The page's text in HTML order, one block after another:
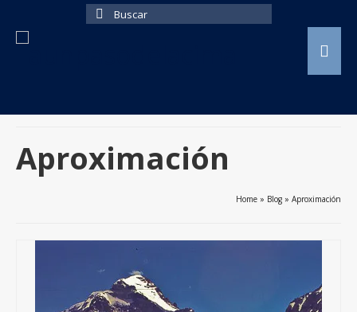
Buscar
Aproximación
Home » Blog » Aproximación